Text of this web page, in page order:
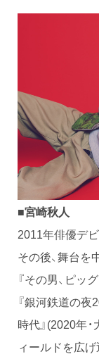
■宮崎秋人
2011年俳優デビ
その後、舞台を
『その男、ピッ
『銀河鉄道の夜
時代』(2020年
ィールドを広げ